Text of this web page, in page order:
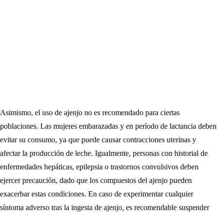
Asimismo, el uso de ajenjo no es recomendado para ciertas
poblaciones. Las mujeres embarazadas y en período de lactancia deben
evitar su consumo, ya que puede causar contracciones uterinas y
afectar la producción de leche. Igualmente, personas con historial de
enfermedades hepáticas, epilepsia o trastornos convulsivos deben
ejercer precaución, dado que los compuestos del ajenjo pueden
exacerbar estas condiciones. En caso de experimentar cualquier
síntoma adverso tras la ingesta de ajenjo, es recomendable suspender